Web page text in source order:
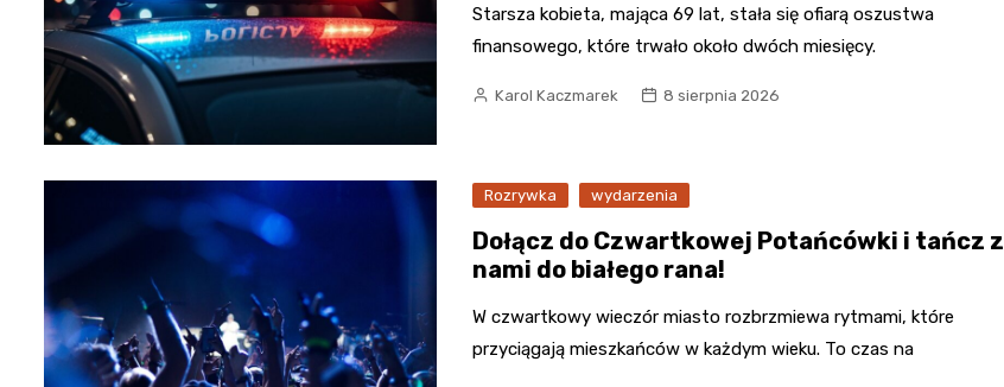
Starsza kobieta, mająca 69 lat, stała się ofiarą oszustwa
finansowego, które trwało około dwóch miesięcy.
Karol Kaczmarek 8 sierpnia 2026
Rozrywka wydarzenia
Dołącz do Czwartkowej Potańcówki i tańcz z
nami do białego rana!
W czwartkowy wieczór miasto rozbrzmiewa rytmami, które
przyciągają mieszkańców w każdym wieku. To czas na